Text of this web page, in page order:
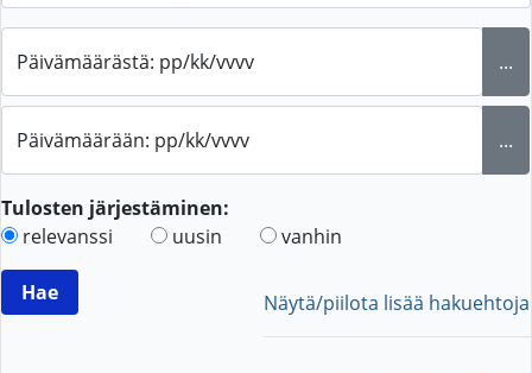
Päivämäärästä: pp/kk/vvvv ...
Päivämäärään: pp/kk/vvvv ...
Tulosten järjestäminen:
relevanssi
uusin vanhin
Näytä/piilota lisää hakuehtoja